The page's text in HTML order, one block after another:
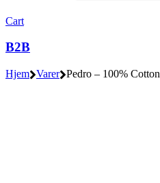
Cart
B2B
Hjem Varer Pedro – 100% Cotton